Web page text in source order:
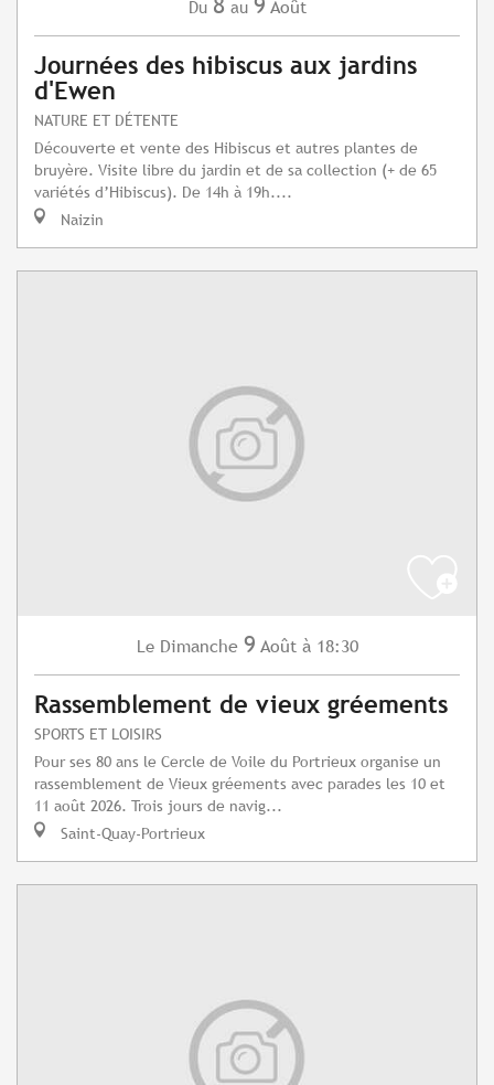
Du au Août
Journées des hibiscus aux jardins
d'Ewen
NATURE ET DÉTENTE
Découverte et vente des Hibiscus et autres plantes de
bruyère. Visite libre du jardin et de sa collection (+ de 65
variétés d’Hibiscus). De 14h à 19h....
Naizin
Le Dimanche 9 Août à 18:30
Rassemblement de vieux gréements
SPORTS ET LOISIRS
Pour ses 80 ans le Cercle de Voile du Portrieux organise un
rassemblement de Vieux gréements avec parades les 10 et
11 août 2026. Trois jours de navig...
Saint-Quay-Portrieux